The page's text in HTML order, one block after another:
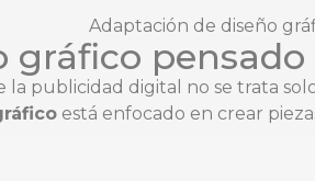
gráfico
la publicidad digital no se trata
está enfocado en crear